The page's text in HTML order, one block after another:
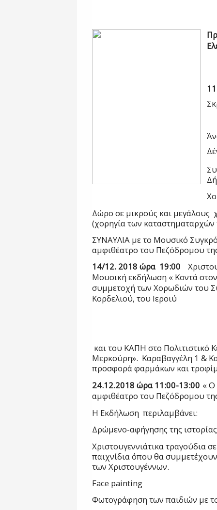
Δώρο σε μικρούς και μεγάλους
(χορηγία των
ΣΥΝΑΥΛΙΑ με το Μουσικό
αμφιθέατρο του Πεζόδρομου
14/12. 2018 ώρα 19:00
Μουσική εκδήλωση « Κοντά
συμμετοχή των Χορωδιών του
Κορδελιού, του Ιεροιύ
και του ΚΑΠΗ στο Πολιτιστικό
Μερκούρη». Καραβαγγέλη 1 &
προσφορά φαρμάκων και
24.12.2018 ώρα 11:00-13:00 « Ο
αμφιθέατρο του Πεζόδρομου
Η Εκδήλωση περιλαμβάνει:
Δρώμενο-αφήγησης της
Χριστουγεννιάτικα τραγούδια
παιχνίδια όπου θα
των Χριστουγέννων.
Face painting
Φωτογράφηση των παιδιών με